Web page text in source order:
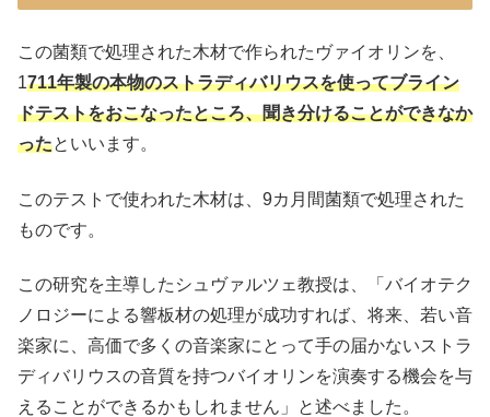
この菌類で処理された木材で作られたヴァイオリンを、
1711年製の本物のストラディバリウスを使ってブライン
ドテストをおこなったところ、聞き分けることができなか
ったといいます。
このテストで使われた木材は、9カ月間菌類で処理された
ものです。
この研究を主導したシュヴァルツェ教授は、「バイオテク
ノロジーによる響板材の処理が成功すれば、将来、若い音
楽家に、高価で多くの音楽家にとって手の届かないストラ
ディバリウスの音質を持つバイオリンを演奏する機会を与
えることができるかもしれません」と述べました。